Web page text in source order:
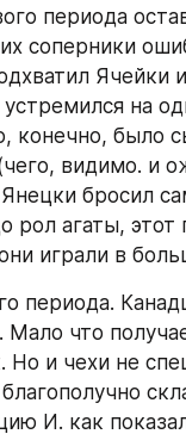
периода
соперники
Ячейки
на
конечно, было
видимо. и
бросил
рол агаты, этот
играли в
периода.
Мало что
и чехи не
благополучно
И. как